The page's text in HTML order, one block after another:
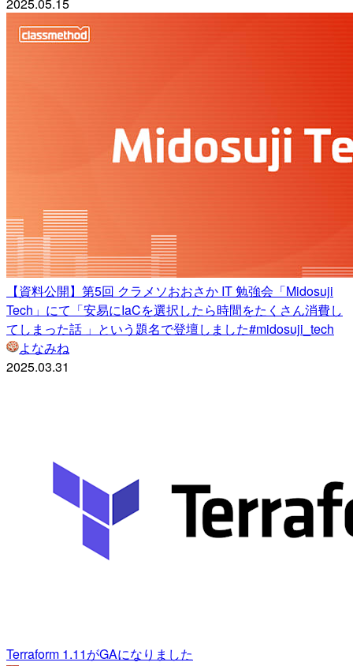
【資料公開】第5回 クラメソおおさか IT 勉強会「Midosuji
Tech」にて「安易にIaCを選択したら時間をたくさん消費し
てしまった話 」という題名で登壇しました#midosuji_tech
よなみね
2025.03.31
Terraform 1.11がGAになりました